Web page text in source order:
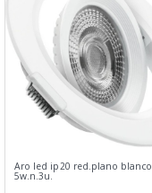
Aro led ip20 red.plano blanco
5w.n.3u.